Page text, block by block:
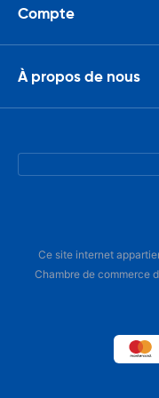
Compte
À propos de nous
Ce site internet
Chambre de commerce